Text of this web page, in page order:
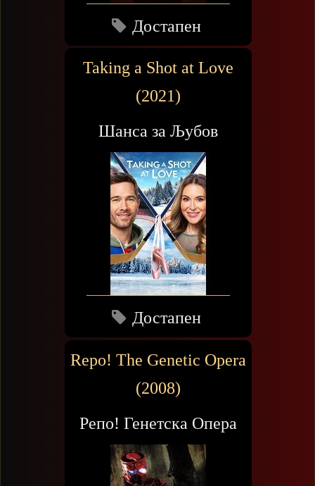
Достапен
Taking a Shot at Love
(2021)
Шанса за Љубов
Достапен
Repo! The Genetic Opera
(2008)
Репо! Генетска Опера